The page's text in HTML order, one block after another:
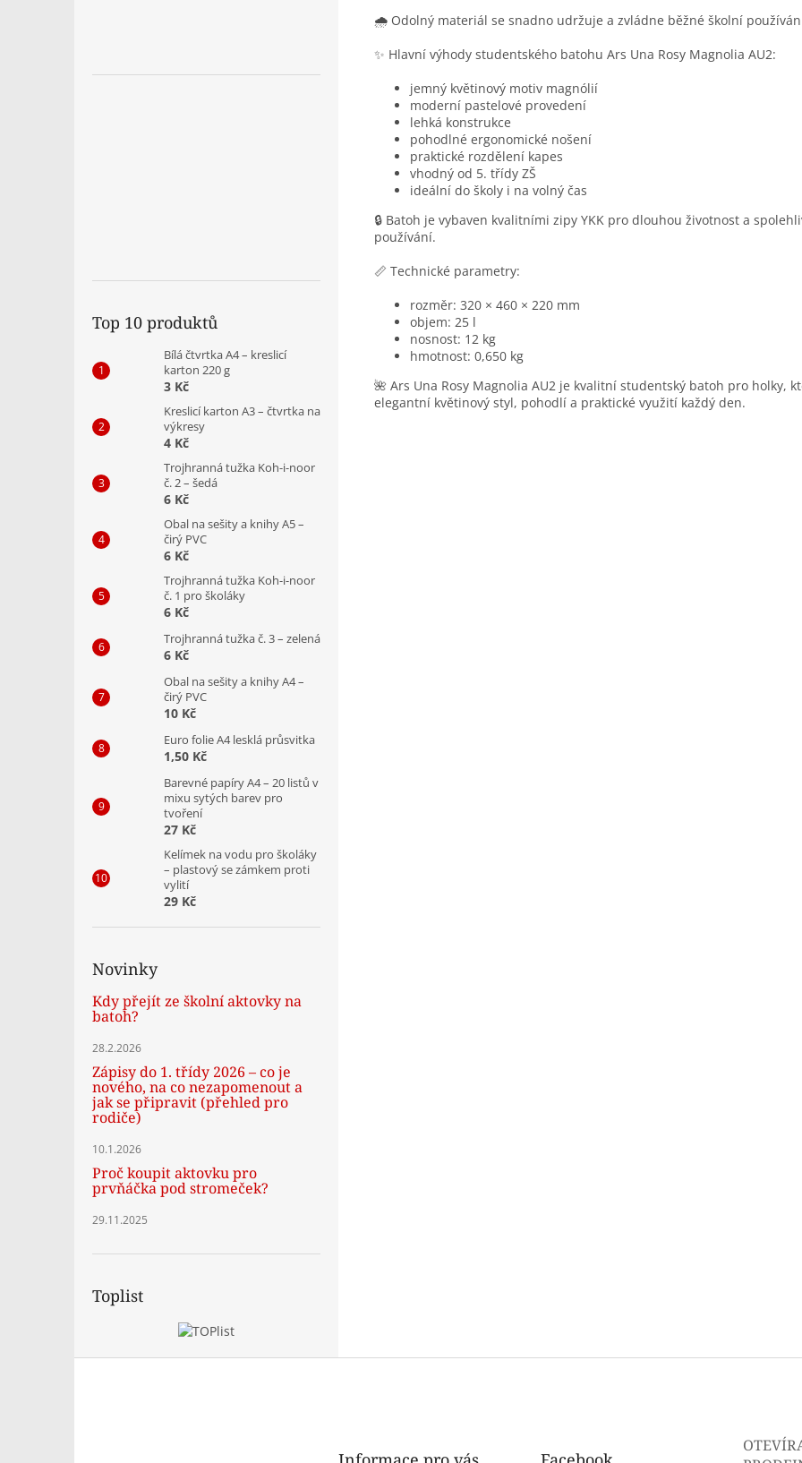
Top 10 produktů
Bílá čtvrtka A4 – kreslicí
karton 220 g
3 Kč
Kreslicí karton A3 – čtvrtka na
výkresy
4 Kč
Trojhranná tužka Koh-i-noor
č. 2 – šedá
6 Kč
Obal na sešity a knihy A5 –
čirý PVC
6 Kč
Trojhranná tužka Koh-i-noor
č. 1 pro školáky
6 Kč
Trojhranná tužka č. 3 – zelená
6 Kč
Obal na sešity a knihy A4 –
čirý PVC
10 Kč
Euro folie A4 lesklá průsvitka
1,50 Kč
Barevné papíry A4 – 20 listů v
mixu sytých barev pro
tvoření
27 Kč
Kelímek na vodu pro školáky
– plastový se zámkem proti
vylití
29 Kč
Novinky
Kdy přejít ze školní aktovky na
batoh?
28.2.2026
Zápisy do 1. třídy 2026 – co je
nového, na co nezapomenout a
jak se připravit (přehled pro
rodiče)
10.1.2026
Proč koupit aktovku pro
prvňáčka pod stromeček?
29.11.2025
Toplist
🌧️ Odolný materiál se snadno udržuje a zvládne běžné školní
✨ Hlavní výhody studentského batohu Ars Una Rosy Magnolia AU2:
jemný květinový motiv magnólií
moderní pastelové provedení
lehká konstrukce
pohodlné ergonomické nošení
praktické rozdělení kapes
vhodný od 5. třídy ZŠ
ideální do školy i na volný čas
🔒 Batoh je vybaven kvalitními zipy YKK pro dlouhou životnost a
používání.
📏 Technické parametry:
rozměr: 320 × 460 × 220 mm
objem: 25 l
nosnost: 12 kg
hmotnost: 0,650 kg
🌺 Ars Una Rosy Magnolia AU2 je kvalitní studentský batoh pro holky,
elegantní květinový styl, pohodlí a praktické využití každý den.